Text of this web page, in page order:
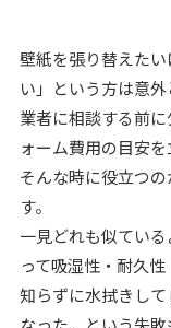
壁紙を張り替えた
い」という方は意外
業者に相談する前
ォーム費用の目安
そんな時に役立つ
す。
一見どれも似てい
って吸湿性・耐久
知らずに水拭きし